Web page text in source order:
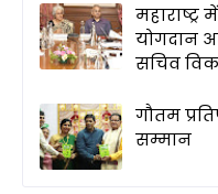
योगदान
सचिव
गौतम
सम्मान